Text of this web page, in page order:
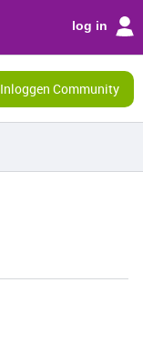
log in
Inloggen Community